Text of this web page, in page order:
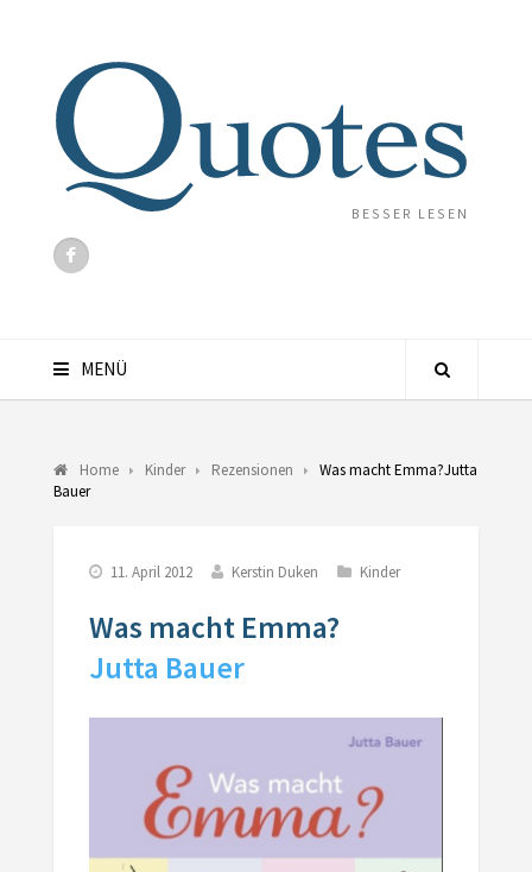
BESSER LESEN
MENÜ
Home Kinder Rezensionen
Was macht Emma?Jutta
Bauer
11. April 2012 Kerstin Duken Kinder
Was macht Emma?
Jutta Bauer